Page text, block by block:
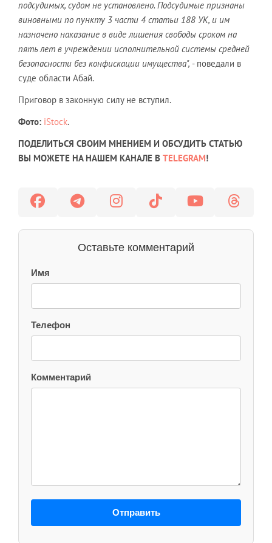
подсудимых, судом не установлено. Подсудимые признаны
виновными по пункту 3 части 4 статьи 188 УК, и им
назначено наказание в виде лишения свободы сроком на
пять лет в учреждении исполнительной системы средней
безопасности без конфискации имущества", - поведали в
суде области Абай.
Приговор в законную силу не вступил.
Фото: iStock.
ПОДЕЛИТЬСЯ СВОИМ МНЕНИЕМ И ОБСУДИТЬ СТАТЬЮ
ВЫ МОЖЕТЕ НА НАШЕМ КАНАЛЕ В TELEGRAM!
Оставьте комментарий
Имя
Телефон
Комментарий
Отправить